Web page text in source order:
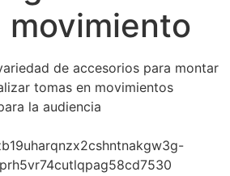
movimiento
de accesorios para montar
tomas en movimientos
la audiencia